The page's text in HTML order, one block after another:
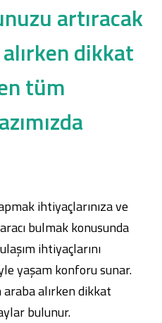
artıracak
dikkat
tüm
ihtiyaçlarınıza ve
bulmak konusunda
ihtiyaçlarını
yaşam konforu sunar.
alırken dikkat
bulunur.